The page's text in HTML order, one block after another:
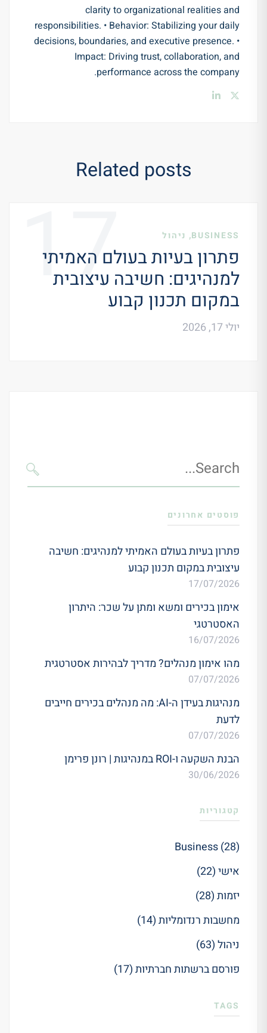
clarity to organizational realities and
responsibilities. • Behavior: Stabilizing your daily
decisions, boundaries, and executive presence. •
Impact: Driving trust, collaboration, and
performance across the company.
Related posts
17 BUSINESS
, ניהול
פתרון בעיות בעולם האמיתי
למנהיגים: חשיבה עיצובית
במקום תכנון קבוע
יולי 17, 2026
Search
for:
פוסטים אחרונים
פתרון בעיות בעולם האמיתי למנהיגים: חשיבה
עיצובית במקום תכנון קבוע
17/07/2026
אימון בכירים ומשא ומתן על שכר: היתרון
האסטרטגי
16/07/2026
מהו אימון מנהלים? מדריך לבהירות אסטרטגית
07/07/2026
מנהיגות בעידן ה-AI: מה מנהלים בכירים חייבים
לדעת
07/07/2026
הבנת השקעה ו-ROI במנהיגות | רונן פרימן
30/06/2026
קטגוריות
Business (28)
אישי (22)
יזמות (28)
מחשבות רנדומליות (14)
ניהול (63)
פורסם ברשתות חברתיות (17)
TAGS